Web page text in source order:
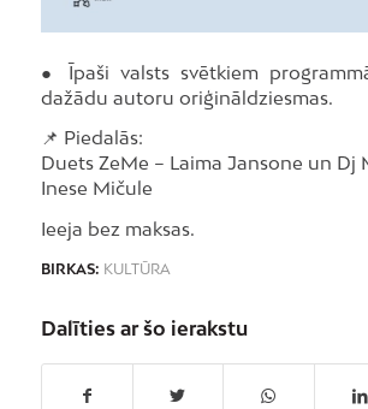
● Īpaši valsts svētkiem
dažādu autoru oriģināldziesmas.
📌 Piedalās:
Duets ZeMe – Laima Jansone un Dj
Inese Mičule
Ieeja bez maksas.
BIRKAS: KULTŪRA
Dalīties ar šo ierakstu